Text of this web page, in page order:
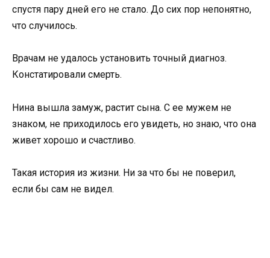
спустя пару дней его не стало. До сих пор непонятно,
что случилось.
Врачам не удалось установить точный диагноз.
Констатировали смерть.
Нина вышла замуж, растит сына. С ее мужем не
знаком, не приходилось его увидеть, но знаю, что она
живет хорошо и счастливо.
Такая история из жизни. Ни за что бы не поверил,
если бы сам не видел.